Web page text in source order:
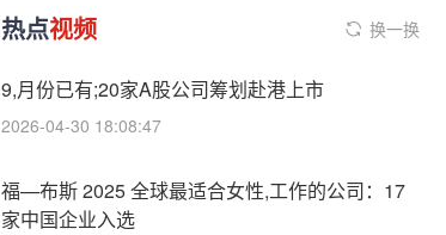
热点视频 换一换
9,月份已有;20家A股公司筹划赴港上市
2026-04-30 18:08:47
福—布斯 2025 全球最适合女性,工作的公司：17
家中国企业入选